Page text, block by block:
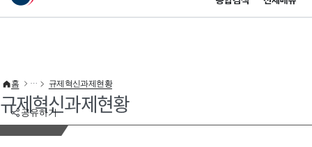
이 누리집은 대한민국 공식 전자정부 누리집입니다.
공유하기
홈 규제혁신과제현황
규제혁신과제현황